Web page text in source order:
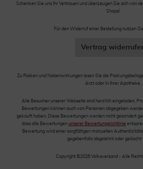
Schenken Sie uns Ihr Vertrauen und überzeugen Sie sich von
Shops!
Für den Widerruf einer Bestellung nutzen
Vertrag
Zu Risiken und Nebenwirkungen lesen Sie die
Arzt oder in Ihrer Apotheke.
Alle Besucher unserer Webseite sind herzlich eingeladen,
Bewertungen können auch von Personen abgegeben
gekauft haben. Diese Bewertungen werden nicht gesondert
dass alle Bewertungen unserer Bewertungsrichtlinie
Bewertung wird einer sorgfältigen manuellen
gegebenfalls abgelehnt oder gelöscht
Copyright ©2026 Volksversand - Alle